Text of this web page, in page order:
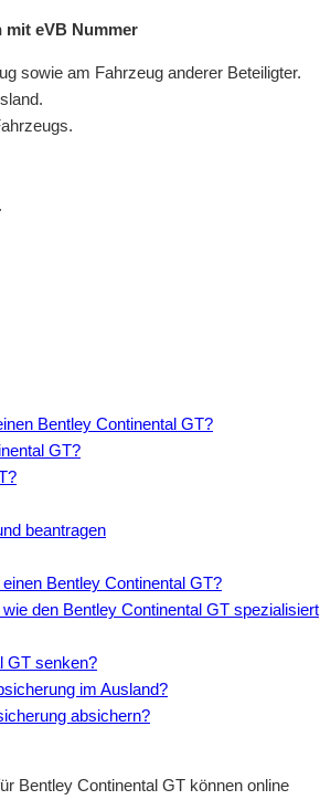
mit eVB Nummer
sowie am Fahrzeug anderer Beteiligter.
Bentley Continental GT?
GT?
beantragen
Bentley Continental GT?
den Bentley Continental GT spezialisiert
GT senken?
im Ausland?
absichern?
Bentley Continental GT können online